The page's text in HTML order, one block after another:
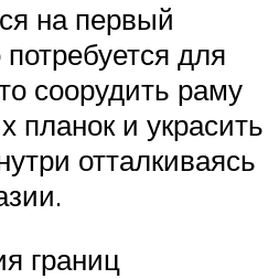
на первый
для
соорудить раму
планок и украсить
отталкиваясь
границ